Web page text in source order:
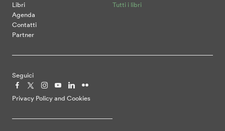
Libri
Agenda
Contatti
Partner
Tutti i libri
Seguici
Privacy Policy and Cookies